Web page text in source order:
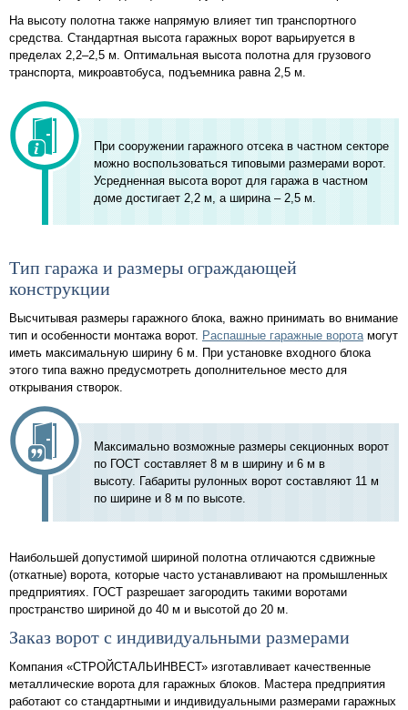
На высоту полотна также напрямую влияет тип транспортного
средства. Стандартная высота гаражных ворот варьируется в
пределах 2,2–2,5 м. Оптимальная высота полотна для грузового
транспорта, микроавтобуса, подъемника равна 2,5 м.
При сооружении гаражного отсека в частном секторе
можно воспользоваться типовыми размерами ворот.
Усредненная высота ворот для гаража в частном
доме достигает 2,2 м, а ширина – 2,5 м.
Тип гаража и размеры ограждающей
конструкции
Высчитывая размеры гаражного блока, важно принимать во внимание
тип и особенности монтажа ворот. Распашные гаражные ворота могут
иметь максимальную ширину 6 м. При установке входного блока
этого типа важно предусмотреть дополнительное место для
открывания створок.
Максимально возможные размеры секционных ворот
по ГОСТ составляет 8 м в ширину и 6 м в
высоту. Габариты рулонных ворот составляют 11 м
по ширине и 8 м по высоте.
Наибольшей допустимой шириной полотна отличаются сдвижные
(откатные) ворота, которые часто устанавливают на промышленных
предприятиях. ГОСТ разрешает загородить такими воротами
пространство шириной до 40 м и высотой до 20 м.
Заказ ворот с индивидуальными размерами
Компания «СТРОЙСТАЛЬИНВЕСТ» изготавливает качественные
металлические ворота для гаражных блоков. Мастера предприятия
работают со стандартными и индивидуальными размерами гаражных